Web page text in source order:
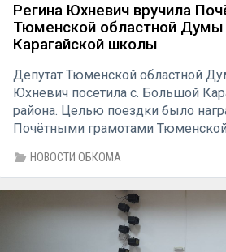
Регина Юхневич вручила
Тюменской областной Думы
Карагайской школы
Депутат Тюменской областной
Юхневич посетила с. Большой
района. Целью поездки было
Почётными грамотами
учителя ОБЖ и информатики
В стенах Карагайской школы
деятельность, они воспитали не
учащихся, и сейчас очень
педагогического коллектива,
НОВОСТИ ОБКОМА